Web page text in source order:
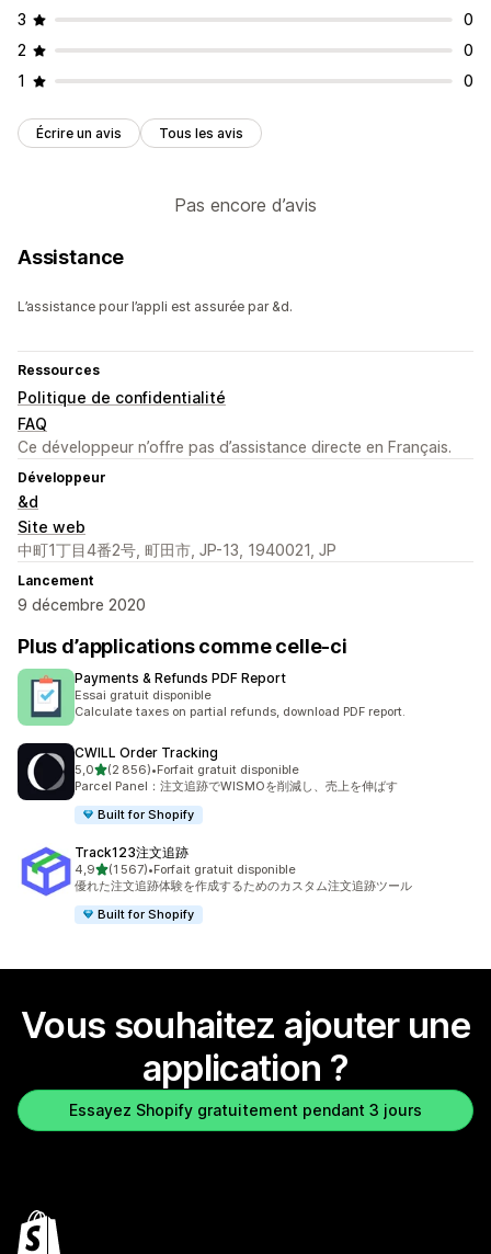
3
0
2
0
1
0
Écrire un avis Tous les avis
Pas encore d’avis
Assistance
L’assistance pour l’appli est assurée par &d.
Ressources
Politique de confidentialité
FAQ
Ce développeur n’offre pas d’assistance directe en Français.
Développeur
&d
Site web
中町1丁目4番2号, 町田市, JP-13, 1940021, JP
Lancement
9 décembre 2020
Plus d’applications comme celle-ci
Payments & Refunds PDF Report
Essai gratuit disponible
Calculate taxes on partial refunds, download PDF report.
CWILL Order Tracking
5,0étoile(s) sur 5
(2 856)
2856 avis au total
•Forfait gratuit disponible
Parcel Panel：注文追跡でWISMOを削減し、売上を伸ばす
Built for Shopify
Track123注文追跡
4,9étoile(s) sur 5
(1 567)
1567 avis au total
•Forfait gratuit disponible
優れた注文追跡体験を作成するためのカスタム注文追跡ツール
Built for Shopify
Vous souhaitez ajouter une
application ?
Essayez Shopify gratuitement pendant 3 jours